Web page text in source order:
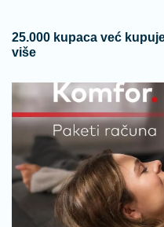
25.000 kupaca već
više